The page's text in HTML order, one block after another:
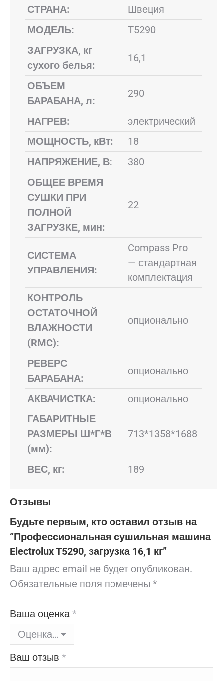
СТРАНА:
Швеция
МОДЕЛЬ:
Т5290
ЗАГРУЗКА, кг
сухого белья:
16,1
ОБЪЕМ
БАРАБАНА, л:
290
НАГРЕВ:
электрический
МОЩНОСТЬ, кВт:
18
НАПРЯЖЕНИЕ, В:
380
ОБЩЕЕ ВРЕМЯ
СУШКИ ПРИ
ПОЛНОЙ
ЗАГРУЗКЕ, мин:
22
СИСТЕМА
УПРАВЛЕНИЯ:
Compass Pro
— стандартная
комплектация
КОНТРОЛЬ
ОСТАТОЧНОЙ
ВЛАЖНОСТИ
(RMC):
опционально
РЕВЕРС
БАРАБАНА:
опционально
АКВАЧИСТКА:
опционально
ГАБАРИТНЫЕ
РАЗМЕРЫ Ш*Г*В
(мм):
713*1358*1688
ВЕС, кг: 189
Отзывы
Будьте первым, кто оставил отзыв на
“Профессиональная сушильная машина
Electrolux T5290, загрузка 16,1 кг”
Ваш адрес email не будет опубликован.
Обязательные поля помечены *
Ваша оценка *
Ваш отзыв *